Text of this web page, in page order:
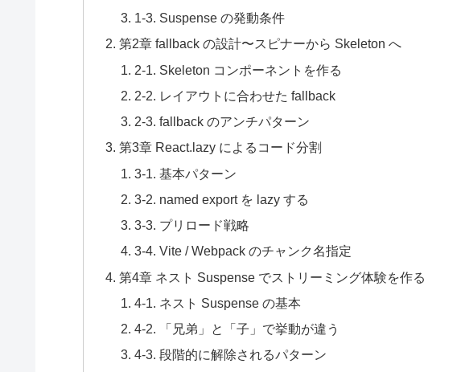
1-3. Suspense の発動条件
第2章 fallback の設計〜スピナーから Skeleton へ
2-1. Skeleton コンポーネントを作る
2-2. レイアウトに合わせた fallback
2-3. fallback のアンチパターン
第3章 React.lazy によるコード分割
3-1. 基本パターン
3-2. named export を lazy する
3-3. プリロード戦略
3-4. Vite / Webpack のチャンク名指定
第4章 ネスト Suspense でストリーミング体験を作る
4-1. ネスト Suspense の基本
4-2. 「兄弟」と「子」で挙動が違う
4-3. 段階的に解除されるパターン